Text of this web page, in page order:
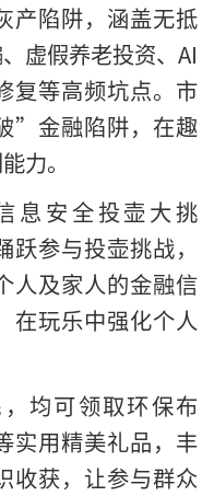
产陷阱，涵盖无抵
虚假养老投资、AI
复等高频坑点。市
”金融陷阱，在趣
力。
息安全投壶大挑
参与投壶挑战，
人及家人的金融信
在玩乐中强化个人
均可领取环保布
实用精美礼品，丰
收获，让参与群众